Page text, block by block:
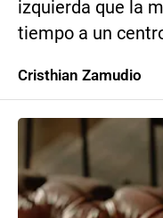
izquierda que la
tiempo a un
Cristhian Zamudio